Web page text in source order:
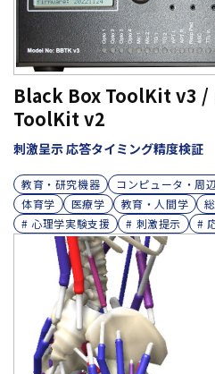
Black Box ToolKit v3
ToolKit v2
刺激呈示 応答タイミング精度検証
教育・研究機器 コンピュータ・周
体育学
医療学 教育・人間学
# 心理学実験支援
# 刺激提示 #